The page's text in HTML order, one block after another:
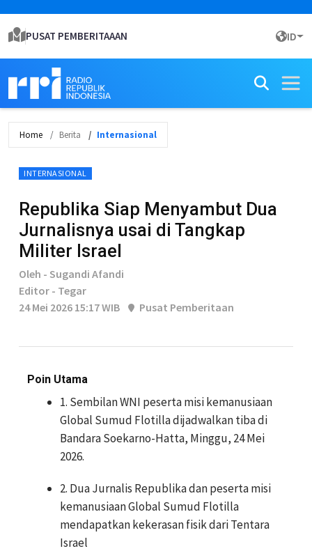
PUSAT PEMBERITAAAN ID
Home Berita Internasional
INTERNASIONAL
Republika Siap Menyambut Dua
Jurnalisnya usai di Tangkap
Militer Israel
Oleh - Sugandi Afandi
Editor - Tegar
24 Mei 2026 15:17 WIB
Pusat Pemberitaan
Poin Utama
1. Sembilan WNI peserta misi kemanusiaan
Global Sumud Flotilla dijadwalkan tiba di
Bandara Soekarno-Hatta, Minggu, 24 Mei
2026.
2. Dua Jurnalis Republika dan peserta misi
kemanusiaan Global Sumud Flotilla
mendapatkan kekerasan fisik dari Tentara
Israel